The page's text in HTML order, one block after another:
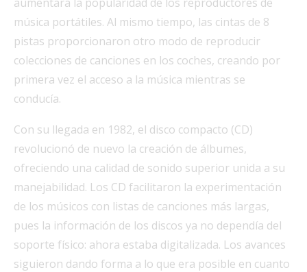
música portátiles. Al mismo tiempo, las cintas de 8
pistas proporcionaron otro modo de reproducir
colecciones de canciones en los coches, creando por
primera vez el acceso a la música mientras se
conducía.
Con su llegada en 1982, el disco compacto (CD)
revolucionó de nuevo la creación de álbumes,
ofreciendo una calidad de sonido superior unida a su
manejabilidad. Los CD facilitaron la experimentación
de los músicos con listas de canciones más largas,
pues la información de los discos ya no dependía del
soporte físico: ahora estaba digitalizada. Los avances
siguieron dando forma a lo que era posible en cuanto